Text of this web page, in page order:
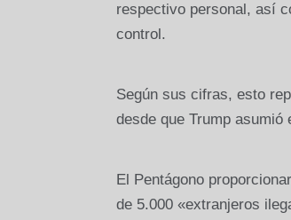
respectivo personal, así
control.
Según sus cifras, esto
desde que Trump asumió
El Pentágono
de 5.000 «extranjeros